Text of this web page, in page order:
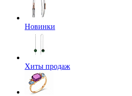
Новинки
Хиты продаж